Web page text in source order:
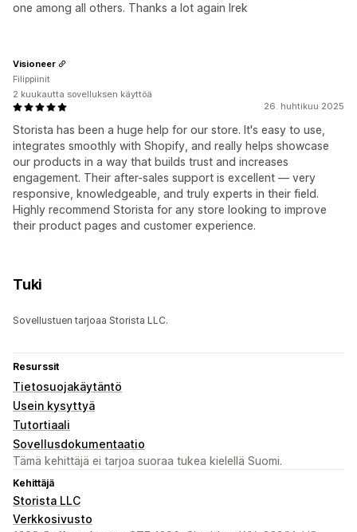
one among all others. Thanks a lot again Irek
26. huhtikuu 2025
Storista has been a huge help for our store. It's easy to use,
integrates smoothly with Shopify, and really helps showcase
our products in a way that builds trust and increases
engagement. Their after-sales support is excellent — very
responsive, knowledgeable, and truly experts in their field.
Highly recommend Storista for any store looking to improve
their product pages and customer experience.
Visioneer
Filippiinit
2 kuukautta sovelluksen käyttöä
Tuki
Sovellustuen tarjoaa Storista LLC.
Resurssit
Tietosuojakäytäntö
Usein kysyttyä
Tutortiaali
Sovellusdokumentaatio
Tämä kehittäjä ei tarjoa suoraa tukea kielellä Suomi.
Kehittäjä
Storista LLC
Verkkosivusto